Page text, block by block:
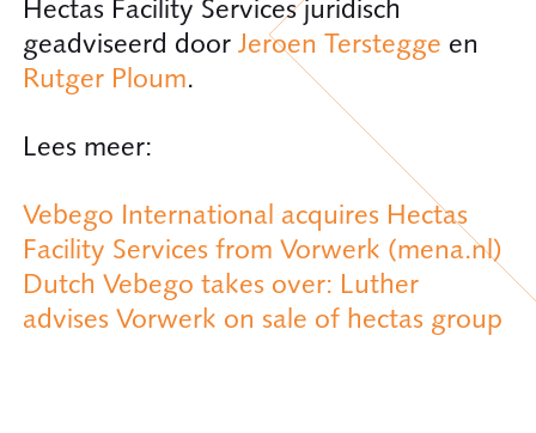
Hectas Facility Services juridisch
geadviseerd door Jeroen Terstegge en
Rutger Ploum.
Lees meer:
Vebego International acquires Hectas
Facility Services from Vorwerk (mena.nl)
Dutch Vebego takes over: Luther
advises Vorwerk on sale of hectas group